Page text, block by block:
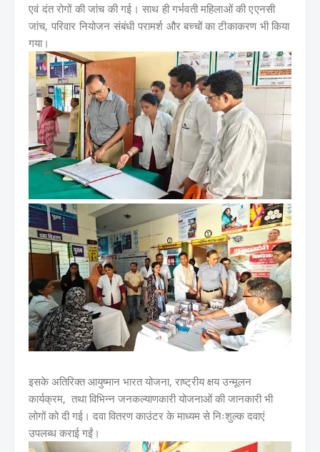
एवं दंत रोगों की जांच की गई। साथ ही गर्भवती महिलाओं की एएनसी
जांच, परिवार नियोजन संबंधी परामर्श और बच्चों का टीकाकरण भी किया
गया।
इसके अतिरिक्त आयुष्मान भारत योजना, राष्ट्रीय क्षय उन्मूलन
कार्यक्रम, तथा विभिन्न जनकल्याणकारी योजनाओं की जानकारी भी
लोगों को दी गई। दवा वितरण काउंटर के माध्यम से निःशुल्क दवाएं
उपलब्ध कराई गईं।